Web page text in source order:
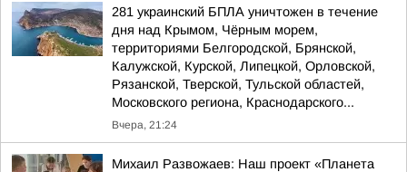
281 украинский БПЛА уничтожен в течение
дня над Крымом, Чёрным морем,
территориями Белгородской, Брянской,
Калужской, Курской, Липецкой, Орловской,
Рязанской, Тверской, Тульской областей,
Московского региона, Краснодарского...
Вчера, 21:24
Михаил Развожаев: Наш проект «Планета